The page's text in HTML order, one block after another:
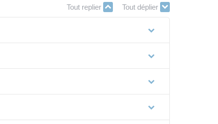
Tout replier Tout déplier